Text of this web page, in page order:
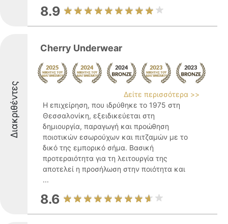
8.9
Διακριθέντες
Cherry Underwear
Δείτε περισσότερα >>
Η επιχείρηση, που ιδρύθηκε το 1975 στη
Θεσσαλονίκη, εξειδικεύεται στη
δημιουργία, παραγωγή και προώθηση
ποιοτικών εσωρούχων και πιτζαμών με το
δικό της εμπορικό σήμα. Βασική
προτεραιότητα για τη λειτουργία της
αποτελεί η προσήλωση στην ποιότητα και
...
8.6